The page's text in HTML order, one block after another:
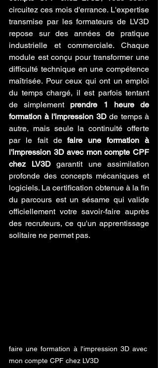
circuitez ces mois d'errance. L'expertise
transmise par les formateurs de LV3D
repose sur des années de pratique
industrielle et commerciale. Chaque
module est conçu pour transformer une
difficulté technique en une compétence
maîtrisée. Pour ceux qui ont un emploi
du temps chargé, il est parfois tentant
de simplement prendre 1 heure de
formation à l'impression 3D de temps à
autre, mais seule la continuité offerte
par le fait de faire une formation à
l'impression 3D avec mon compte CPF
chez LV3D garantit une assimilation
profonde des concepts mécaniques et
logiciels. La certification obtenue à la fin
du parcours est un sésame qui valide
officiellement votre savoir-faire auprès
des recruteurs, ce qu'un apprentissage
solitaire ne permet pas.
faire une formation à l'impression 3D avec
mon compte CPF chez LV3D